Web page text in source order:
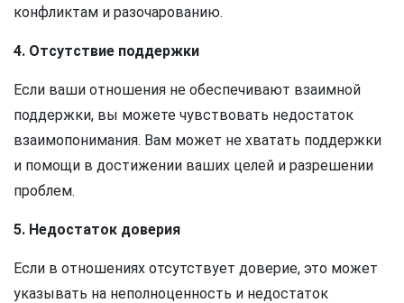
конфликтам и разочарованию.
4. Отсутствие поддержки
Если ваши отношения не обеспечивают взаимной
поддержки, вы можете чувствовать недостаток
взаимопонимания. Вам может не хватать поддержки
и помощи в достижении ваших целей и разрешении
проблем.
5. Недостаток доверия
Если в отношениях отсутствует доверие, это может
указывать на неполноценность и недостаток